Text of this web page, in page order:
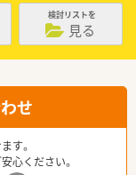
検討リストを
見る
せ
す。
心ください。